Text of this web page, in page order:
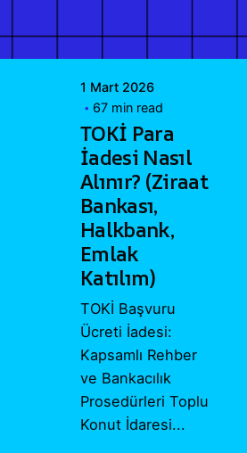
1 Mart 2026
67 min read
TOKİ Para
İadesi Nasıl
Alınır? (Ziraat
Bankası,
Halkbank,
Emlak
Katılım)
TOKİ Başvuru
Ücreti İadesi:
Kapsamlı Rehber
ve Bankacılık
Prosedürleri Toplu
Konut İdaresi...